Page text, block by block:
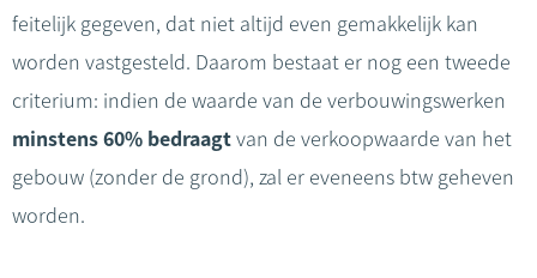
feitelijk gegeven, dat niet altijd even gemakkelijk kan
worden vastgesteld. Daarom bestaat er nog een tweede
criterium: indien de waarde van de verbouwingswerken
minstens 60% bedraagtvan de verkoopwaarde van het
gebouw (zonder de grond), zal er eveneens btw geheven
worden.